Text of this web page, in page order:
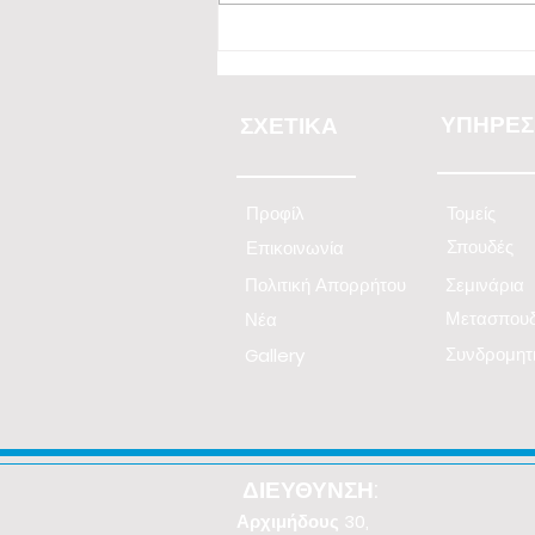
Βαβυλουσάκη στην Ανώτερη
Διαχείριση Κινδύνου Κλάδου
Μεταφορών
ΣΧΕΤΙΚΑ
Προφίλ Τομείς
Επικοινωνία
Σπουδές
Πολιτική Απορρήτου
Σεμινάρια
Νέα
Gallery
ΔΙΕΥΘΥΝΣΗ:
Αρχιμήδους 30,